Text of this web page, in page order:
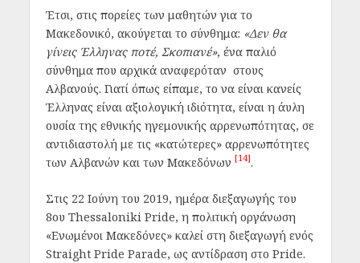
Έτσι, στις πορείες των μαθητών για το
Μακεδονικό, ακούγεται το σύνθημα: «Δεν θα
γίνεις Έλληνας ποτέ, Σκοπιανέ», ένα παλιό
σύνθημα που αρχικά αναφερόταν στους
Αλβανούς. Γιατί όπως είπαμε, το να είναι κανείς
Έλληνας είναι αξιολογική ιδιότητα, είναι η άυλη
ουσία της εθνικής ηγεμονικής αρρενωπότητας, σε
αντιδιαστολή με τις «κατώτερες» αρρενωπότητες
των Αλβανών και των Μακεδόνων [14].
Στις 22 Ιούνη του 2019, ημέρα διεξαγωγής του
8ου Thessaloniki Pride, η πολιτική οργάνωση
«Ενωμένοι Μακεδόνες» καλεί στη διεξαγωγή ενός
Straight Pride Parade, ως αντίδραση στο Pride.